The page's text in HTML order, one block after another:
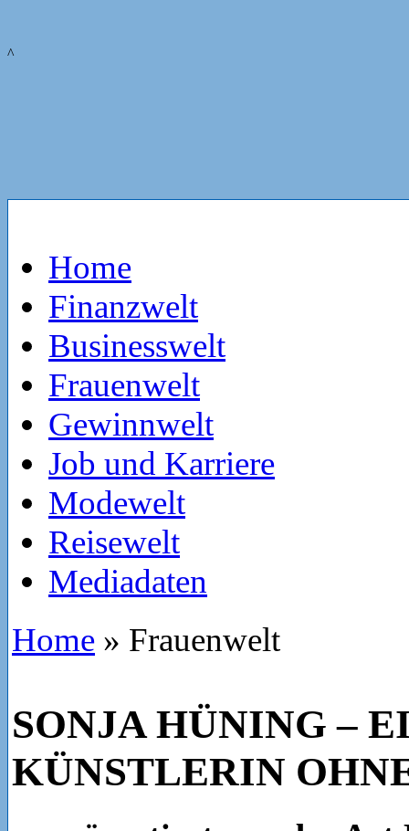
^
Home
Finanzwelt
Businesswelt
Frauenwelt
Gewinnwelt
Job und Karriere
Modewelt
Reisewelt
Mediadaten
Home » Frauenwelt
SONJA HÜNING –
KÜNSTLERIN